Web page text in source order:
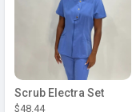
Scrub Electra Set
$48.44